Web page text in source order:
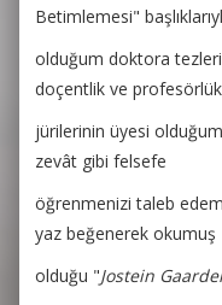
Betimlemesi"
olduğum doktora
doçentlik ve profesörlük
jürilerinin üyesi
zevât gibi felsefe
öğrenmenizi taleb
yaz beğenerek okumuş
olduğu "Jostein